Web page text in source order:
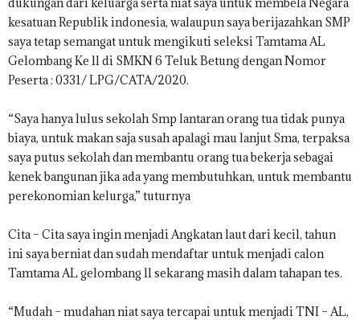
kesatuan Republik indonesia, walaupun saya berijazahkan SMP
saya tetap semangat untuk mengikuti seleksi Tamtama AL
Gelombang Ke ll di SMKN 6 Teluk Betung dengan Nomor
Peserta : 0331/ LPG/CATA/2020.
“Saya hanya lulus sekolah Smp lantaran orang tua tidak punya
biaya, untuk makan saja susah apalagi mau lanjut Sma, terpaksa
saya putus sekolah dan membantu orang tua bekerja sebagai
kenek bangunan jika ada yang membutuhkan, untuk membantu
perekonomian kelurga,” tuturnya
Cita – Cita saya ingin menjadi Angkatan laut dari kecil, tahun
ini saya berniat dan sudah mendaftar untuk menjadi calon
Tamtama AL gelombang ll sekarang masih dalam tahapan tes.
“Mudah – mudahan niat saya tercapai untuk menjadi TNI – AL,